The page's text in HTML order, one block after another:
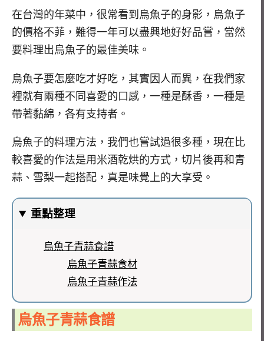
在台灣的年菜中，很常看到烏魚子的身影，烏魚子
的價格不菲，難得一年可以盡興地好好品嘗，當然
要料理出烏魚子的最佳美味。
烏魚子要怎麼吃才好吃，其實因人而異，在我們家
裡就有兩種不同喜愛的口感，一種是酥香，一種是
帶著黏綿，各有支持者。
烏魚子的料理方法，我們也嘗試過很多種，現在比
較喜愛的作法是用米酒乾烘的方式，切片後再和青
蒜、雪梨一起搭配，真是味覺上的大享受。
重點整理
烏魚子青蒜食譜
烏魚子青蒜食材
烏魚子青蒜作法
烏魚子青蒜食譜